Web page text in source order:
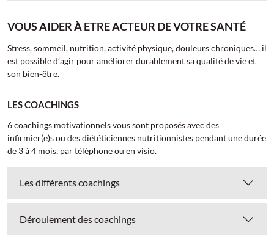
VOUS AIDER À ETRE ACTEUR DE VOTRE SANTÉ
Stress, sommeil, nutrition, activité physique, douleurs chroniques… il
est possible d’agir pour améliorer durablement sa qualité de vie et
son bien-être.
LES COACHINGS
6 coachings motivationnels vous sont proposés avec des
infirmier(e)s ou des diététiciennes nutritionnistes pendant une durée
de 3 à 4 mois, par téléphone ou en visio.
Les différents coachings
Déroulement des coachings